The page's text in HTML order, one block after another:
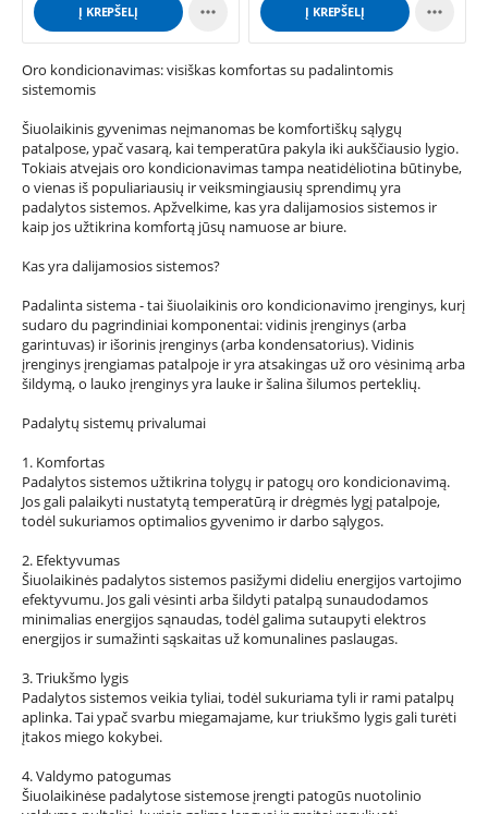
Į KREPŠELĮ  Į KREPŠELĮ 
Oro kondicionavimas: visiškas komfortas su padalintomis
sistemomis
Šiuolaikinis gyvenimas neįmanomas be komfortiškų sąlygų
patalpose, ypač vasarą, kai temperatūra pakyla iki aukščiausio lygio.
Tokiais atvejais oro kondicionavimas tampa neatidėliotina būtinybe,
o vienas iš populiariausių ir veiksmingiausių sprendimų yra
padalytos sistemos. Apžvelkime, kas yra dalijamosios sistemos ir
kaip jos užtikrina komfortą jūsų namuose ar biure.
Kas yra dalijamosios sistemos?
Padalinta sistema - tai šiuolaikinis oro kondicionavimo įrenginys, kurį
sudaro du pagrindiniai komponentai: vidinis įrenginys (arba
garintuvas) ir išorinis įrenginys (arba kondensatorius). Vidinis
įrenginys įrengiamas patalpoje ir yra atsakingas už oro vėsinimą arba
šildymą, o lauko įrenginys yra lauke ir šalina šilumos perteklių.
Padalytų sistemų privalumai
1. Komfortas
Padalytos sistemos užtikrina tolygų ir patogų oro kondicionavimą.
Jos gali palaikyti nustatytą temperatūrą ir drėgmės lygį patalpoje,
todėl sukuriamos optimalios gyvenimo ir darbo sąlygos.
2. Efektyvumas
Šiuolaikinės padalytos sistemos pasižymi dideliu energijos vartojimo
efektyvumu. Jos gali vėsinti arba šildyti patalpą sunaudodamos
minimalias energijos sąnaudas, todėl galima sutaupyti elektros
energijos ir sumažinti sąskaitas už komunalines paslaugas.
3. Triukšmo lygis
Padalytos sistemos veikia tyliai, todėl sukuriama tyli ir rami patalpų
aplinka. Tai ypač svarbu miegamajame, kur triukšmo lygis gali turėti
įtakos miego kokybei.
4. Valdymo patogumas
Šiuolaikinėse padalytose sistemose įrengti patogūs nuotolinio